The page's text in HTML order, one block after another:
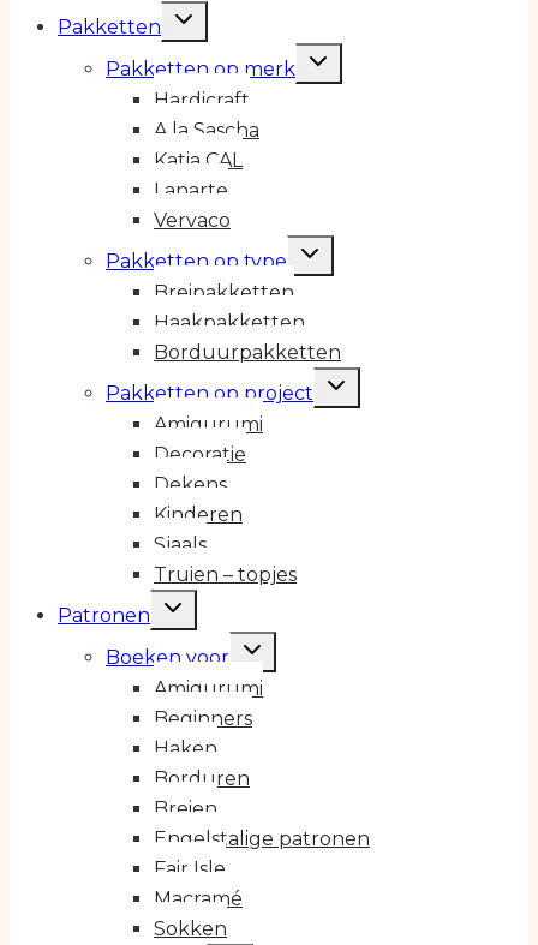
Pakketten
Toggle
Pakketten op merk
Toggle
Hardicraft
A la Sascha
Katia CAL
Lanarte
Vervaco
Pakketten op type
Toggle
Breipakketten
Haakpakketten
Borduurpakketten
Pakketten op project
Toggle
Amigurumi
Decoratie
Dekens
Kinderen
Sjaals
Truien – topjes
Patronen
Toggle
Boeken voor
Toggle
Amigurumi
Beginners
Haken
Borduren
Breien
Engelstalige patronen
Fair Isle
Macramé
Sokken